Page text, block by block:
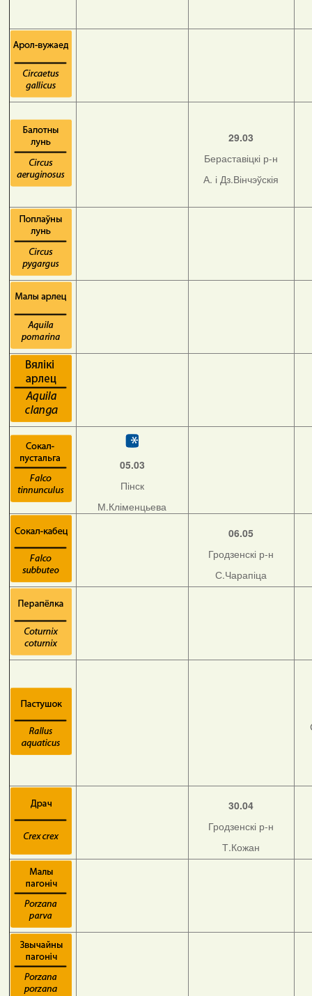
29.03
Бераставіцкі р-н
А. і Дз.Вінчэўскія
05.03
Пінск
М.Кліменцьева
06.05
Гродзенскі р-н
С.Чарапіца
30.04
Гродзенскі р-н
Т.Кожан